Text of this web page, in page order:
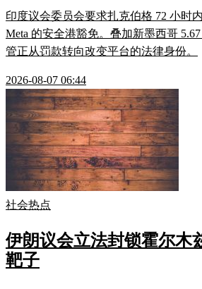
印度议会委员会要求扎克伯格 72 小时
Meta 的安全港豁免。叠加新墨西哥
管正从罚款转向改变平台的法律身份。
2026-08-07 06:44
社会热点
伊朗议会立法封锁霍尔木
靶子